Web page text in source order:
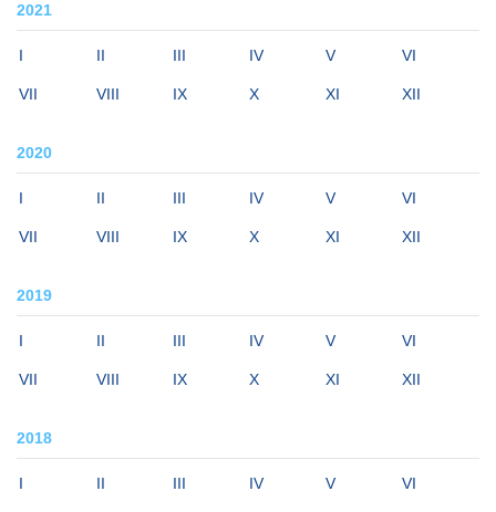
2021
I II III IV V VI
VII VIII IX X XI XII
2020
I II III IV V VI
VII VIII IX X XI XII
2019
I II III IV V VI
VII VIII IX X XI XII
2018
I II III IV V VI